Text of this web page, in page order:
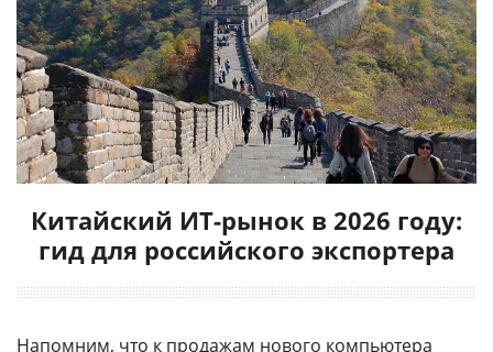
Китайский ИТ-рынок в 2026 году:
гид для российского экспортера
Напомним, что к продажам нового компьютера